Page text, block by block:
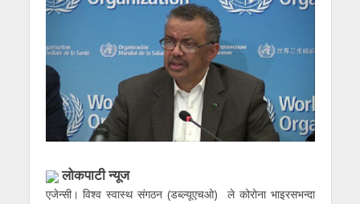
लोकपाटी न्यूज
एजेन्सी। विश्व स्वास्थ संगठन (डब्ल्यूएचओ) ले कोरोना भाइरसभन्दा